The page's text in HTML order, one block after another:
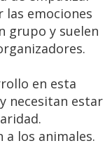
emociones
grupo y suelen
en esta
necesitan estar
a los animales.